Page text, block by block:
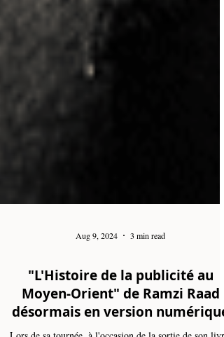
Aug 9, 2024 3 min read
"L'Histoire de la publicité au